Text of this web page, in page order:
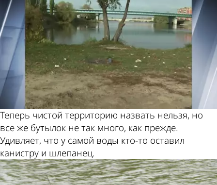
Теперь чистой территорию назвать нельзя, но
все же бутылок не так много, как прежде.
Удивляет, что у самой воды кто-то оставил
канистру и шлепанец.